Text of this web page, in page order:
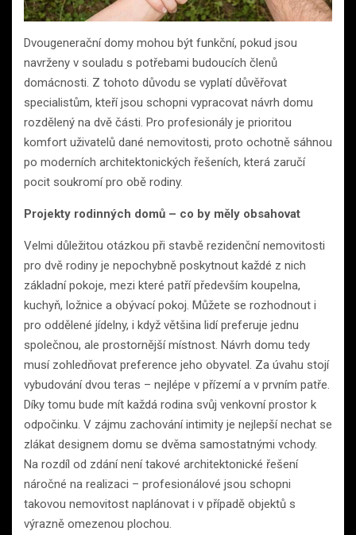
Dvougenerační domy mohou být funkční, pokud jsou
navrženy v souladu s potřebami budoucích členů
domácnosti. Z tohoto důvodu se vyplatí důvěřovat
specialistům, kteří jsou schopni vypracovat návrh domu
rozdělený na dvě části. Pro profesionály je prioritou
komfort uživatelů dané nemovitosti, proto ochotně sáhnou
po moderních architektonických řešeních, která zaručí
pocit soukromí pro obě rodiny.
Projekty rodinných domů – co by měly obsahovat
Velmi důležitou otázkou při stavbě rezidenční nemovitosti
pro dvě rodiny je nepochybně poskytnout každé z nich
základní pokoje, mezi které patří především koupelna,
kuchyň, ložnice a obývací pokoj. Můžete se rozhodnout i
pro oddělené jídelny, i když většina lidí preferuje jednu
společnou, ale prostornější místnost. Návrh domu tedy
musí zohledňovat preference jeho obyvatel. Za úvahu stojí
vybudování dvou teras – nejlépe v přízemí a v prvním patře.
Díky tomu bude mít každá rodina svůj venkovní prostor k
odpočinku. V zájmu zachování intimity je nejlepší nechat se
zlákat designem domu se dvěma samostatnými vchody.
Na rozdíl od zdání není takové architektonické řešení
náročné na realizaci – profesionálové jsou schopni
takovou nemovitost naplánovat i v případě objektů s
výrazně omezenou plochou.